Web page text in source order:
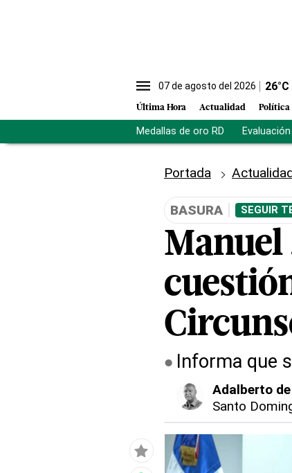
07 de agosto del 2026 26°C
Última Hora Actualidad Política
Medallas de oro RD
Portada
BASURA SEGUIR
Manuel
Informa que
Adalberto
Santo